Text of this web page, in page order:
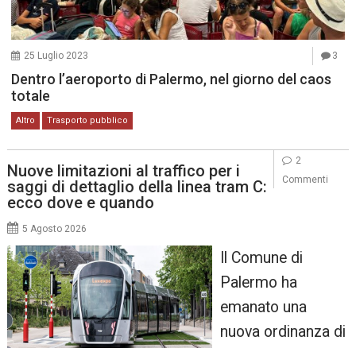
25 Luglio 2023 3
Dentro l’aeroporto di Palermo, nel giorno del caos
totale
Altro Trasporto pubblico
Nuove limitazioni al traffico per i
saggi di dettaglio della linea tram C:
ecco dove e quando
5 Agosto 2026
Il Comune di
Palermo ha
emanato una
nuova ordinanza di
2
Commenti